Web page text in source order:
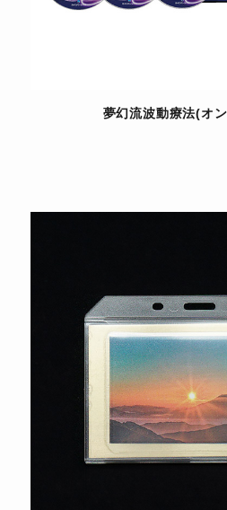
夢幻流波動療法(オ